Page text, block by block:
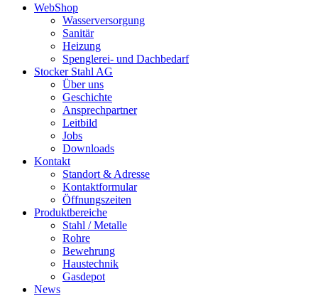
WebShop
Wasserversorgung
Sanitär
Heizung
Spenglerei- und Dachbedarf
Stocker Stahl AG
Über uns
Geschichte
Ansprechpartner
Leitbild
Jobs
Downloads
Kontakt
Standort & Adresse
Kontaktformular
Öffnungszeiten
Produktbereiche
Stahl / Metalle
Rohre
Bewehrung
Haustechnik
Gasdepot
News